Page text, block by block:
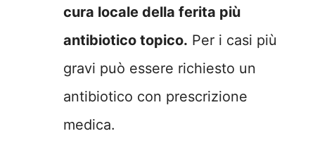
cura locale della ferita più
antibiotico topico. Per i casi più
gravi può essere richiesto un
antibiotico con prescrizione
medica.